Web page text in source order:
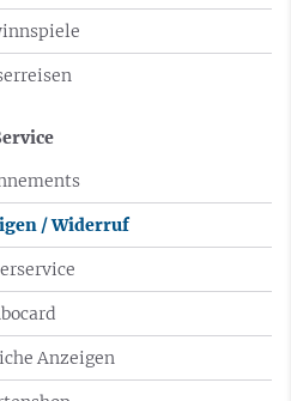
/ Widerruf
Anzeigen